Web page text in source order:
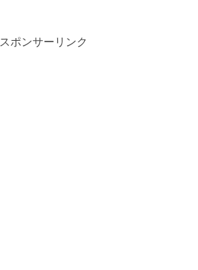
スポンサーリンク